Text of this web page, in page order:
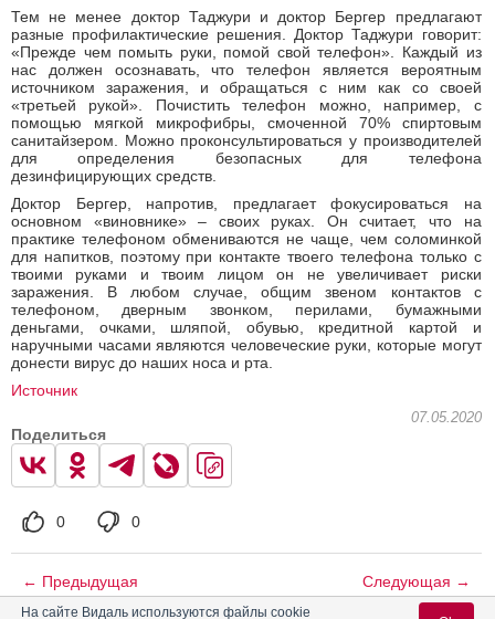
Тем не менее доктор Таджури и доктор Бергер предлагают
разные профилактические решения. Доктор Таджури говорит:
«Прежде чем помыть руки, помой свой телефон». Каждый из
нас должен осознавать, что телефон является вероятным
источником заражения, и обращаться с ним как со своей
«третьей рукой». Почистить телефон можно, например, с
помощью мягкой микрофибры, смоченной 70% спиртовым
санитайзером. Можно проконсультироваться у производителей
для определения безопасных для телефона
дезинфицирующих средств.
Доктор Бергер, напротив, предлагает фокусироваться на
основном «виновнике» – своих руках. Он считает, что на
практике телефоном обмениваются не чаще, чем соломинкой
для напитков, поэтому при контакте твоего телефона только с
твоими руками и твоим лицом он не увеличивает риски
заражения. В любом случае, общим звеном контактов с
телефоном, дверным звонком, перилами, бумажными
деньгами, очками, шляпой, обувью, кредитной картой и
наручными часами являются человеческие руки, которые могут
донести вирус до наших носа и рта.
Источник
07.05.2020
Поделиться
0 0
← Предыдущая Следующая →
На сайте Видаль используются файлы cookie